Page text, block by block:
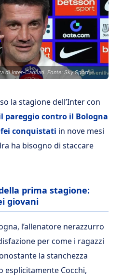
di Inter-Cagliari. Fonte: Sky Sport
la stagione dell’Inter con
pareggio contro il Bologna
conquistati in nove mesi
ha bisogno di staccare
prima stagione:
giovani
l’allenatore nerazzurro
per come i ragazzi
la stanchezza
esplicitamente Cocchi,